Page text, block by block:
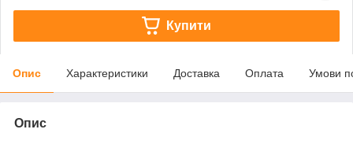
Купити
Опис Характеристики Доставка Оплата Умови
Опис